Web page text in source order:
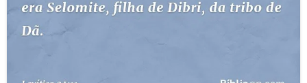
PERGUNTE À BÍBLIA